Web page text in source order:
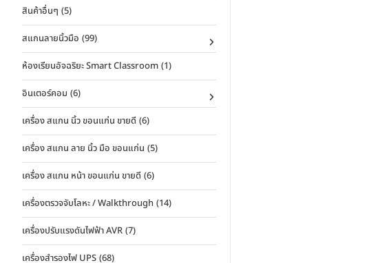
สินค้าอื่นๆ (5)
สแกนลายนิ้วมือ (99)
ห้องเรียนอัจฉริยะ Smart Classroom (1)
อินเตอร์คอม (6)
เครื่อง สแกน นิ้ว ขอนแก่น ขายดี (6)
เครื่อง สแกน ลาย นิ้ว มือ ขอนแก่น (5)
เครื่อง สแกน หน้า ขอนแก่น ขายดี (6)
เครื่องตรวจจับโลหะ / Walkthrough (14)
เครื่องปรับแรงดันไฟฟ้า AVR (7)
เครื่องสำรองไฟ UPS (68)